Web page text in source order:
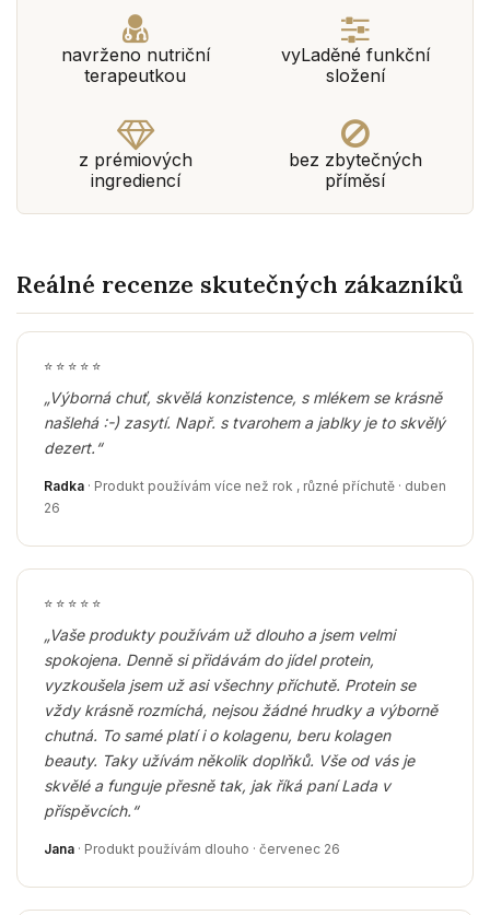
navrženo nutriční
terapeutkou
vyLaděné funkční
složení
z prémiových
ingrediencí
bez zbytečných
příměsí
Reálné recenze skutečných zákazníků
⭐ ⭐ ⭐ ⭐ ⭐
„Výborná chuť, skvělá konzistence, s mlékem se krásně
našlehá :-) zasytí. Např. s tvarohem a jablky je to skvělý
dezert.“
Radka · Produkt používám více než rok , různé příchutě · duben
26
⭐ ⭐ ⭐ ⭐ ⭐
„Vaše produkty používám už dlouho a jsem velmi
spokojena. Denně si přidávám do jídel protein,
vyzkoušela jsem už asi všechny příchutě. Protein se
vždy krásně rozmíchá, nejsou žádné hrudky a výborně
chutná. To samé platí i o kolagenu, beru kolagen
beauty. Taky užívám několik doplňků. Vše od vás je
skvělé a funguje přesně tak, jak říká paní Lada v
příspěvcích.“
Jana · Produkt používám dlouho · červenec 26